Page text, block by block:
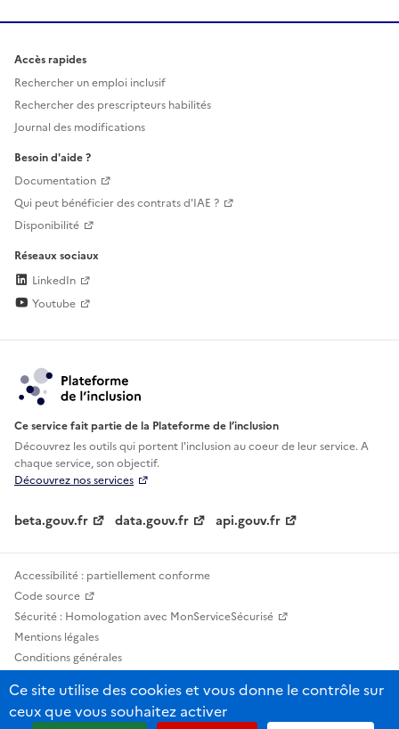
Accès rapides
Rechercher un emploi inclusif
Rechercher des prescripteurs habilités
Journal des modifications
Besoin d'aide ?
Documentation
Qui peut bénéficier des contrats d'IAE ?
Disponibilité
Réseaux sociaux
LinkedIn
Youtube
Ce service fait partie de la Plateforme de l’inclusion
Découvrez les outils qui portent l'inclusion aucoeur de leur service. A
chaque service, son objectif.
Découvrez nos services
beta.gouv.fr data.gouv.fr api.gouv.fr
Accessibilité : partiellement conforme
Code source
Sécurité : Homologation avec MonServiceSécurisé
Mentions légales
Conditions générales
Statistiques, lexiques et indicateurs
Sauf mention contraire, tous les contenus de ce site sont sous licence
Ce site utilise des cookies et vous donne le contrôle sur
ceux que vous souhaitez activer